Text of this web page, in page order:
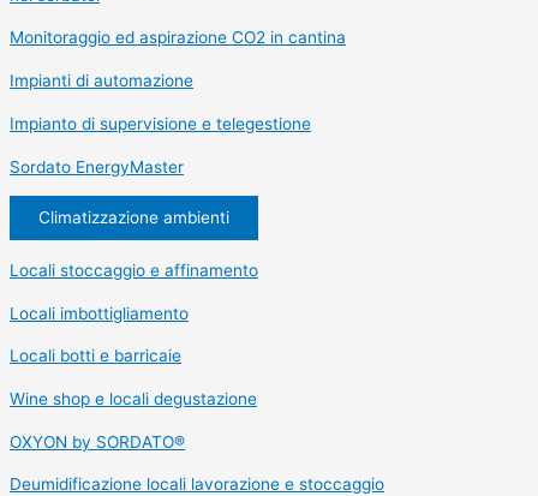
Monitoraggio ed aspirazione CO2 in cantina
Impianti di automazione
Impianto di supervisione e telegestione
Sordato EnergyMaster
Climatizzazione ambienti
Locali stoccaggio e affinamento
Locali imbottigliamento
Locali botti e barricaie
Wine shop e locali degustazione
OXYON by SORDATO®
Deumidificazione locali lavorazione e stoccaggio